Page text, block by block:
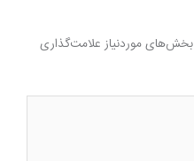
بخش‌های موردنیاز علامت‌گذاری